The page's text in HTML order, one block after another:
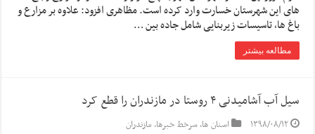
های این شهرستان خسارت وارد کرده است. مظاهری افزود: علاوه بر مزارع و
باغ ها، تاسیسات زیربنایی شامل جاده بین …
مطالعه بیشتر
سیل آب آشامیدنی ۴ روستا در مازندران را قطع کرد
۱۳۹۸/۰۸/۱۲ استان ها,سرخط خبرها,مازندران